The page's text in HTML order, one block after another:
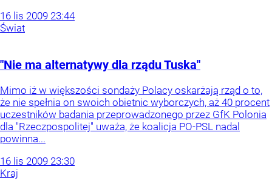
16 lis 2009 23:44
Świat
"Nie ma alternatywy dla rządu Tuska"
Mimo iż w większości sondaży Polacy oskarżają rząd o to,
że nie spełnia on swoich obietnic wyborczych, aż 40 procent
uczestników badania przeprowadzonego przez GfK Polonia
dla "Rzeczpospolitej" uważa, że koalicja PO-PSL nadal
powinna...
16 lis 2009 23:30
Kraj